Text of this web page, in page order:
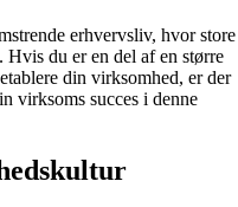
erhvervsliv, hvor store
du er en del af en større
din virksomhed, er der
virksoms succes i denne